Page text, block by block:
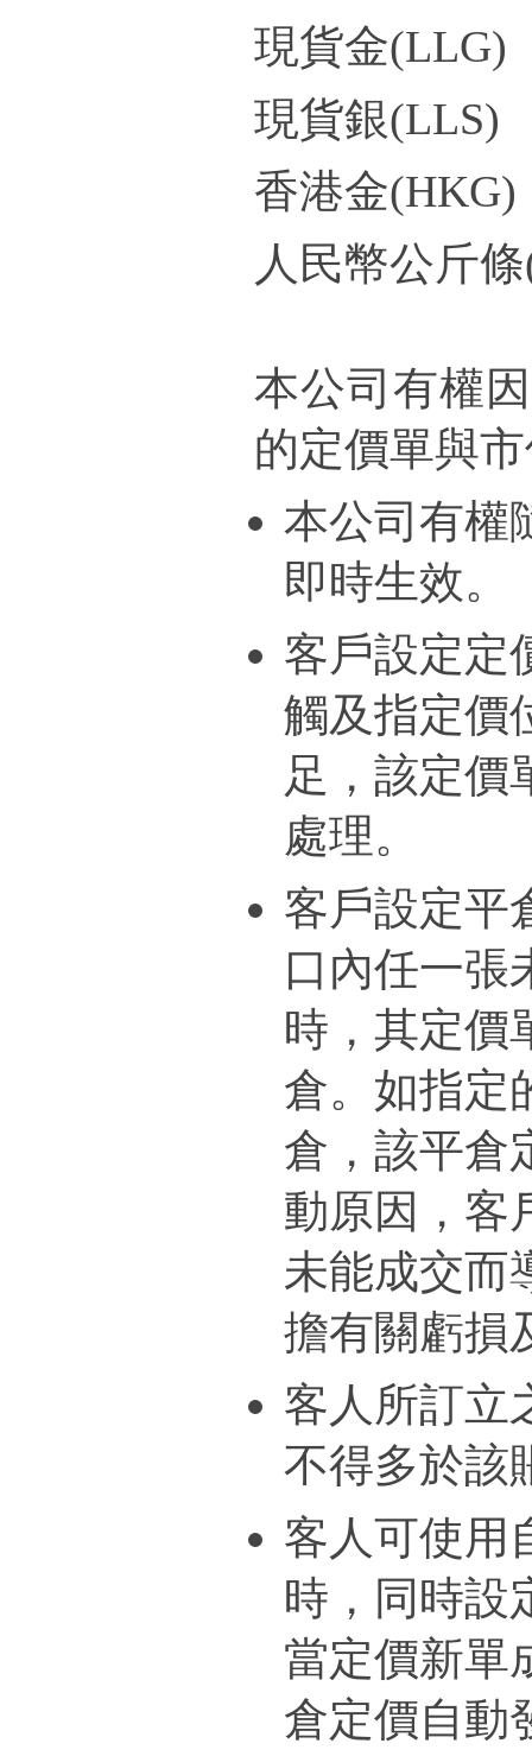
現貨金(LLG)
現貨銀(LLS)
香港金(
人民幣公斤
本公司有權
的定價單與
本公司有權
即時生效。
客戶設定定
觸及指定價
足，該定價
處理。
客戶設定平
口內任一張
時，其定價
倉。如指定
倉，該平倉
動原因，客
未能成交而
擔有關虧損
客人所訂立
不得多於該
客人可使用
時，同時設
當定價新單
倉定價自動